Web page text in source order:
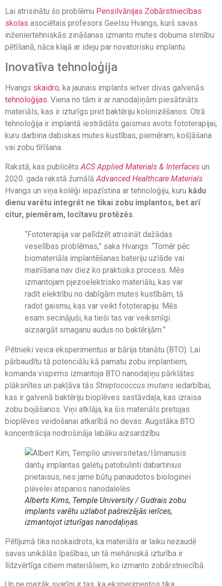
Lai atrisinātu šo problēmu Pensilvānijas Zobārstniecības
skolas asociētais profesors Geelsu Hvangs, kurš savas
inženiertehniskās zināšanas izmanto mutes dobuma slimību
pētīšanā, nāca klajā ar ideju par novatorisku implantu.
Inovatīva tehnoloģija
Hvangs skaidro, ka jaunais implants ietver divas galvenās
tehnoloģijas. Viena no tām ir ar nanodaļiņām piesātināts
materiāls, kas ir izturīgs pret baktēriju kolonizēšanos. Otrā
tehnoloģija ir implantā iestrādāts gaismas avots fototerapijai,
kuru darbina dabiskas mutes kustības, piemēram, košļāšana
vai zobu tīrīšana.
Rakstā, kas publicēts ACS Applied Materials & Interfaces un
2020. gada rakstā žurnālā Advanced Healthcare Materials
Hvangs un viņa kolēģi iepazīstina ar tehnoloģiju, kuru kādu
dienu varētu integrēt ne tikai zobu implantos, bet arī
citur, piemēram, locītavu protēzēs
“Fototerapija var palīdzēt atrisināt dažādas
veselības problēmas,” saka Hvangs. “Tomēr pēc
biomateriāla implantēšanas bateriju uzlāde vai
mainīšana nav diez ko praktisks process. Mēs
izmantojam pjezoelektrisko materiālu, kas var
radīt elektrību no dabīgām mutes kustībām, tā
radot gaismu, kas var veikt fototerapiju. Mēs
esam secinājuši, ka tieši tas var veiksmīgi
aizsargāt smaganu audus no baktērijām.”
Pētnieki veica eksperimentus ar bārija titanātu (BTO). Lai
pārbaudītu tā potenciālu kā pamatu zobu implantiem,
komanda vispirms izmantoja BTO nanodaļiņu pārklātas
plāksnītes un pakļāva tās Streptococcus mutans iedarbībai,
kas ir galvenā baktēriju bioplēves sastāvdaļa, kas izraisa
zobu bojāšanos. Viņi atklāja, ka šis materiāls pretojas
bioplēves veidošanai atkarībā no devas. Augstāka BTO
koncentrācija nodrošināja labāku aizsardzību.
Alberts Kims, Temple University / Gudrais zobu
implants varētu uzlabot pašreizējās ierīces,
izmantojot izturīgas nanodaļiņas.
Pētījumā tika noskaidrots, ka materiāls ar laiku nezaudē
savas unikālās īpašības, un tā mehāniskā izturība ir
līdzvērtīga citiem materiāliem, ko izmanto zobārstniecībā.